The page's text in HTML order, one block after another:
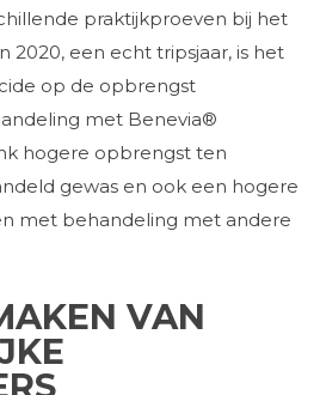
praktijkproeven bij het
2020, een echt tripsjaar, is het
op de opbrengst
met Benevia®
hogere opbrengst ten
gewas en ook een hogere
met behandeling met andere
VAN